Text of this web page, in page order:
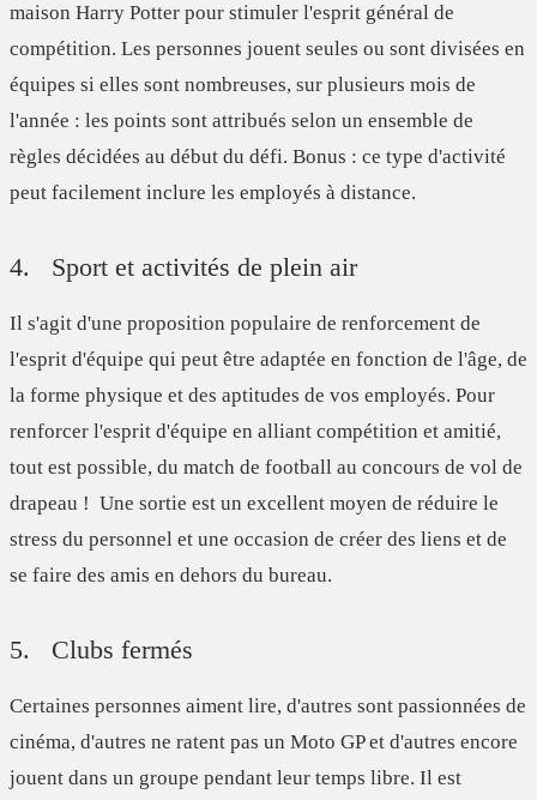
maison Harry Potter pour stimuler l'esprit général de
compétition. Les personnes jouent seules ou sont divisées en
équipes si elles sont nombreuses, sur plusieurs mois de
l'année : les points sont attribués selon un ensemble de
règles décidées au début du défi. Bonus : ce type d'activité
peut facilement inclure les employés à distance.
4. Sport et activités de plein air
Il s'agit d'une proposition populaire de renforcement de
l'esprit d'équipe qui peut être adaptée en fonction de l'âge, de
la forme physique et des aptitudes de vos employés. Pour
renforcer l'esprit d'équipe en alliant compétition et amitié,
tout est possible, du match de football au concours de vol de
drapeau ! Une sortie est un excellent moyen de réduire le
stress du personnel et une occasion de créer des liens et de
se faire des amis en dehors du bureau.
5. Clubs fermés
Certaines personnes aiment lire, d'autres sont passionnées de
cinéma, d'autres ne ratent pas un Moto GP et d'autres encore
jouent dans un groupe pendant leur temps libre. Il est